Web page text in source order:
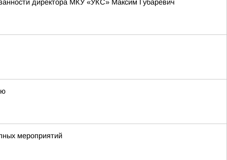
директора МКУ «УКС» Максим Губаревич
мероприятий